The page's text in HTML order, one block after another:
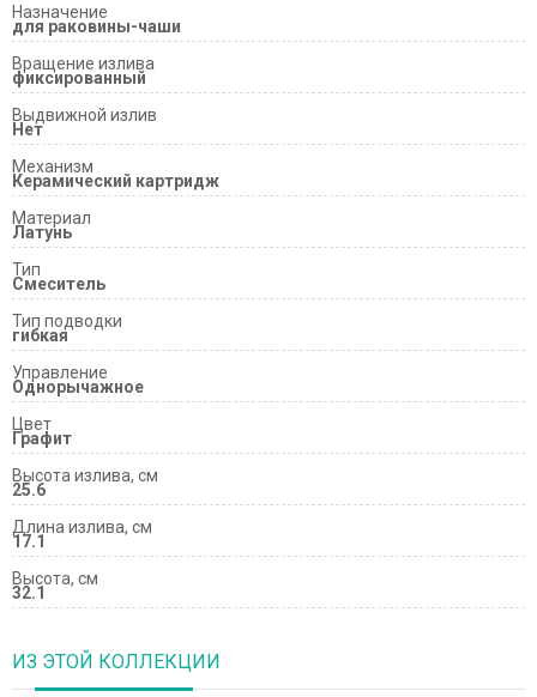
Назначение
для раковины-чаши
Вращение излива
фиксированный
Выдвижной излив
Нет
Механизм
Керамический картридж
Материал
Латунь
Тип
Смеситель
Тип подводки
гибкая
Управление
Однорычажное
Цвет
Графит
Высота излива, см
25.6
Длина излива, см
17.1
Высота, см
32.1
ИЗ ЭТОЙ КОЛЛЕКЦИИ